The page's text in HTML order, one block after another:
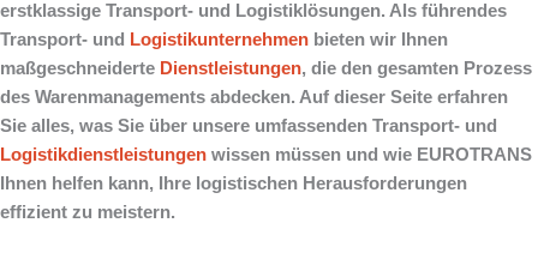
erstklassige Transport- und Logistiklösungen. Als führendes
Transport- und
Logistikunternehmen bieten wir Ihnen
maßgeschneiderte Dienstleistungen, die den gesamten Prozess
des Warenmanagements abdecken. Auf dieser Seite erfahren
Sie alles, was Sie über unsere umfassenden Transport- und
Logistikdienstleistungen wissen müssen und wie EUROTRANS
Ihnen helfen kann, Ihre logistischen Herausforderungen
effizient zu meistern.